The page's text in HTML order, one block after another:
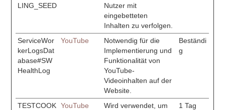
LING_SEED
Nutzer mit
eingebetteten
Inhalten zu verfolgen.
ServiceWor
kerLogsDat
abase#SW
HealthLog
YouTube
Notwendig für die
Implementierung und
Funktionalität von
YouTube-
Videoinhalten auf der
Website.
Beständi
g
TESTCOOK YouTube
Wird verwendet, um
1 Tag